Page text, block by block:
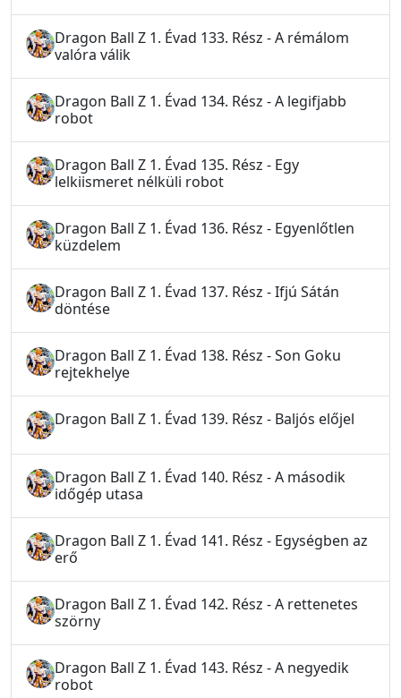
Dragon Ball Z 1. Évad 133. Rész - A rémálom
valóra válik
Dragon Ball Z 1. Évad 134. Rész - A legifjabb
robot
Dragon Ball Z 1. Évad 135. Rész - Egy
lelkiismeret nélküli robot
Dragon Ball Z 1. Évad 136. Rész - Egyenlőtlen
küzdelem
Dragon Ball Z 1. Évad 137. Rész - Ifjú Sátán
döntése
Dragon Ball Z 1. Évad 138. Rész - Son Goku
rejtekhelye
Dragon Ball Z 1. Évad 139. Rész - Baljós előjel
Dragon Ball Z 1. Évad 140. Rész - A második
időgép utasa
Dragon Ball Z 1. Évad 141. Rész - Egységben az
erő
Dragon Ball Z 1. Évad 142. Rész - A rettenetes
szörny
Dragon Ball Z 1. Évad 143. Rész - A negyedik
robot